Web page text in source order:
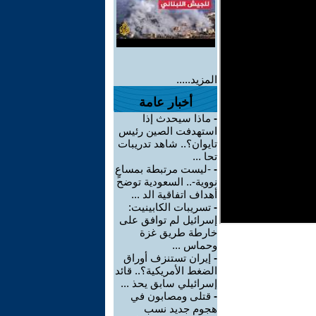
المزيد.....
أخبار عامة
- ماذا سيحدث إذا
استهدفت الصين رئيس
تايوان؟.. شاهد تدريبات
تحا ...
- -ليست مرتبطة بمساعٍ
نووية-.. السعودية توضح
أهداف اتفاقية الد ...
- تسريبات الكابينيت:
إسرائيل لم توافق على
خارطة طريق غزة
وحماس ...
- إيران تستنزف أوراق
الضغط الأمريكية؟.. قائد
إسرائيلي سابق يحذ ...
- قتلى ومصابون في
هجوم جديد نسب